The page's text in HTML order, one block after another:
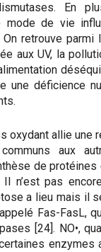
En
mode de vie
On retrouve
aux UV, la
une déficience
oxydant allie une
aux
de
n’est pas
a lieu mais il
Fas-FasL,
[24]. NO•,